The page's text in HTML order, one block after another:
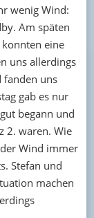
wenig Wind:
Am späten
eine
uns allerdings
fanden uns
gab es nur
begann und
2. waren. Wie
Wind immer
Stefan und
machen